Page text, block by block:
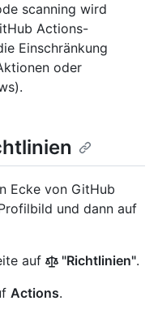
scanning wird
Actions-
Einschränkung
oder
Ecke von GitHub
und dann auf
auf
"Richtlinien".
Actions.